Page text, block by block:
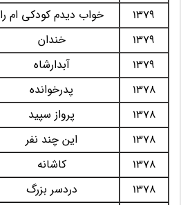
1379
خواب دیدم کودکی ام را
1379
خندان
1379
آبدارشاه
1378
پدرخوانده
1378
پرواز سپید
1378
این چند نفر
1378
کاشانه
1378
دردسر بزرگ